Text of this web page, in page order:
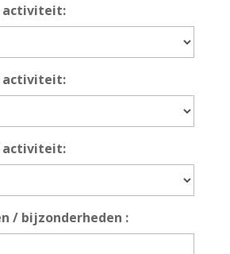
activiteit:
activiteit:
activiteit:
/ bijzonderheden :